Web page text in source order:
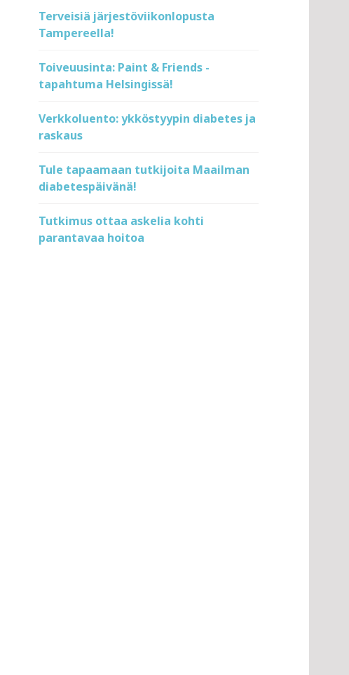
Terveisiä järjestöviikonlopusta
Tampereella!
Toiveuusinta: Paint & Friends -
tapahtuma Helsingissä!
Verkkoluento: ykköstyypin diabetes ja
raskaus
Tule tapaamaan tutkijoita Maailman
diabetespäivänä!
Tutkimus ottaa askelia kohti
parantavaa hoitoa